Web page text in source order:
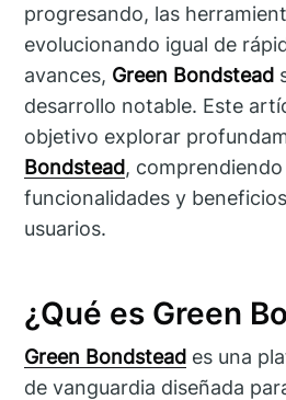
progresando, las
evolucionando igual de
avances, Green Bondstead
desarrollo notable. Este
objetivo explorar
Bondstead, comprendiendo
funcionalidades y
usuarios.
¿Qué es Green
Green Bondstead es una
de vanguardia diseñada